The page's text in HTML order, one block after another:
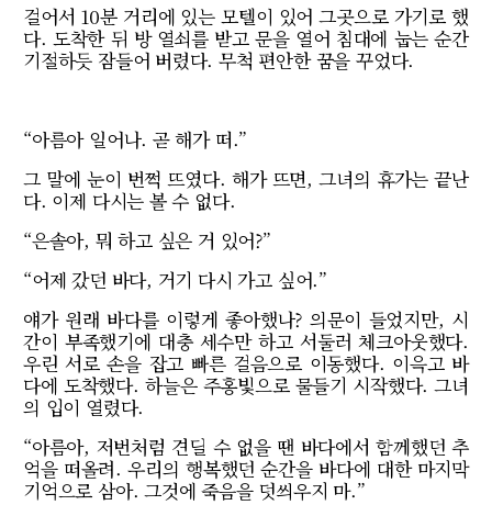
걸어서 10분 거리에 있는 모텔이 있어 그곳으로 가기로 했
다. 도착한 뒤 방 열쇠를 받고 문을 열어 침대에 눕는 순간
기절하듯 잠들어 버렸다. 무척 편안한 꿈을 꾸었다.
“아름아 일어나. 곧 해가 떠.”
그 말에 눈이 번쩍 뜨였다. 해가 뜨면, 그녀의 휴가는 끝난
다. 이제 다시는 볼 수 없다.
“은솔아, 뭐 하고 싶은 거 있어?”
“어제 갔던 바다, 거기 다시 가고 싶어.”
얘가 원래 바다를 이렇게 좋아했나? 의문이 들었지만, 시
간이 부족했기에 대충 세수만 하고 서둘러 체크아웃했다.
우린 서로 손을 잡고 빠른 걸음으로 이동했다. 이윽고 바
다에 도착했다. 하늘은 주홍빛으로 물들기 시작했다. 그녀
의 입이 열렸다.
“아름아, 저번처럼 견딜 수 없을 땐 바다에서 함께했던 추
억을 떠올려. 우리의 행복했던 순간을 바다에 대한 마지막
기억으로 삼아. 그것에 죽음을 덧씌우지 마.”